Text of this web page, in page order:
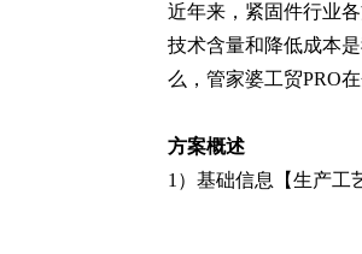
近年来，紧固件行业
技术含量和降低成本
么，管家婆工贸PRO
方案概述
1）基础信息【生产工